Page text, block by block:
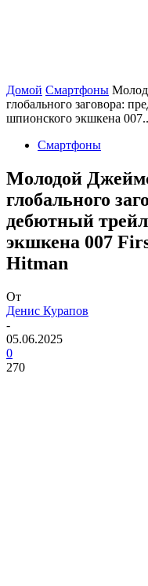
Домой Смартфоны
глобального заговора:
шпионского экшкена
Смартфоны
Молодой
глобального
дебютный
экшкена 007
Hitman
От
Денис Курапов
-
05.06.2025
0
270